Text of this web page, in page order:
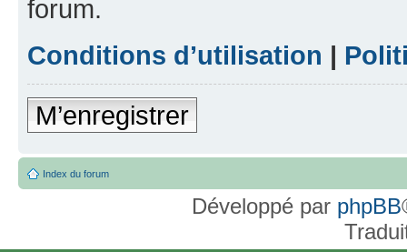
forum.
Conditions d’utilisation |
M’enregistrer
Index du forum
Développé par phpBB